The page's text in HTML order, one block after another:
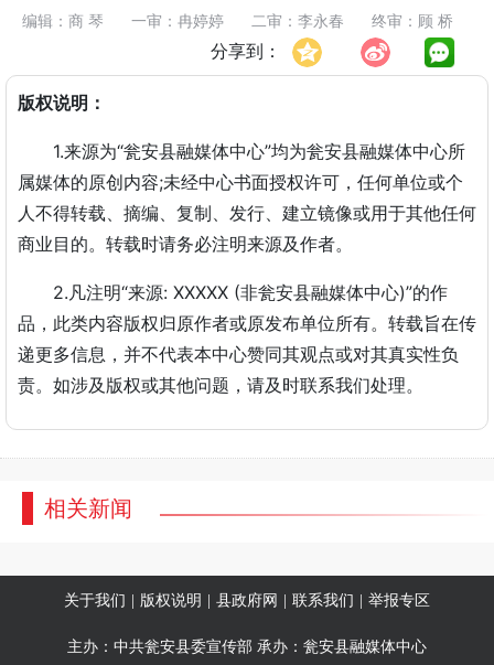
编辑：商 琴 一审：冉婷婷 二审：李永春 终审：顾 桥
分享到：
版权说明：
1.来源为“瓮安县融媒体中心”均为瓮安县融媒体中心所
属媒体的原创内容;未经中心书面授权许可，任何单位或个
人不得转载、摘编、复制、发行、建立镜像或用于其他任何
商业目的。转载时请务必注明来源及作者。
2.凡注明“来源: XXXXX (非瓮安县融媒体中心)”的作
品，此类内容版权归原作者或原发布单位所有。转载旨在传
递更多信息，并不代表本中心赞同其观点或对其真实性负
责。如涉及版权或其他问题，请及时联系我们处理。
相关新闻
关于我们 版权说明 县政府网 联系我们 举报专区
主办：中共瓮安县委宣传部 承办：瓮安县融媒体中心